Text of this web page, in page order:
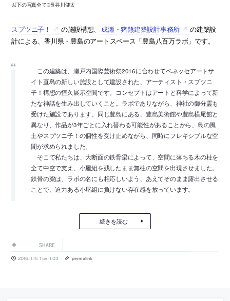
以下の写真全て©長谷川健太
スプツニ子！ の施設構想、 成瀬・猪熊建築設計事務所
の建築設
計による、香川県・豊島のアートスペース「豊島八百万ラボ」です。
この建築は、瀬戸内国際芸術祭2016に合わせてベネッセアートサ
イト直島の新しい施設として建設された、アーティスト・スプツニ
子！構想の恒久展示空間です。コンセプトはアートと科学によって新
たな神話を生み出していくこと。ラボでありながら、神社の御分霊も
受けた施設であります。同じ豊島にある、豊島美術館や豊島横尾館と
異なり、作品が3年ごとに入れ替わる可能性があることから、島の風
土やスプツニ子！の個性を受け止めながら、同時にフレキシブルな空
間が求められました。
そこで私たちは、大断面の鉄骨梁によって、空間に落ちる木の柱を
全て中空で支え、小屋組を残したまま無柱の空間を出現させました。
鉄骨の梁は、ラボの名にも相応しいよう、あえてそのまま露出させる
ことで、迫力ある小屋組に負けない存在感を放っています。
続きを読む
SHARE
2016.11.15 Tue 11:03 permalink